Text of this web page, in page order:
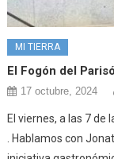
MI TIERRA
El Fogón del
17 octubre, 2024
El viernes, a las 7 de
. Hablamos con